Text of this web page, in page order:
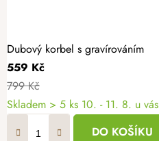
Dubový korbel s gravírováním
559 Kč
799 Kč
Skladem > 5 ks 10. - 11. 8. u vás
DO KOŠÍKU